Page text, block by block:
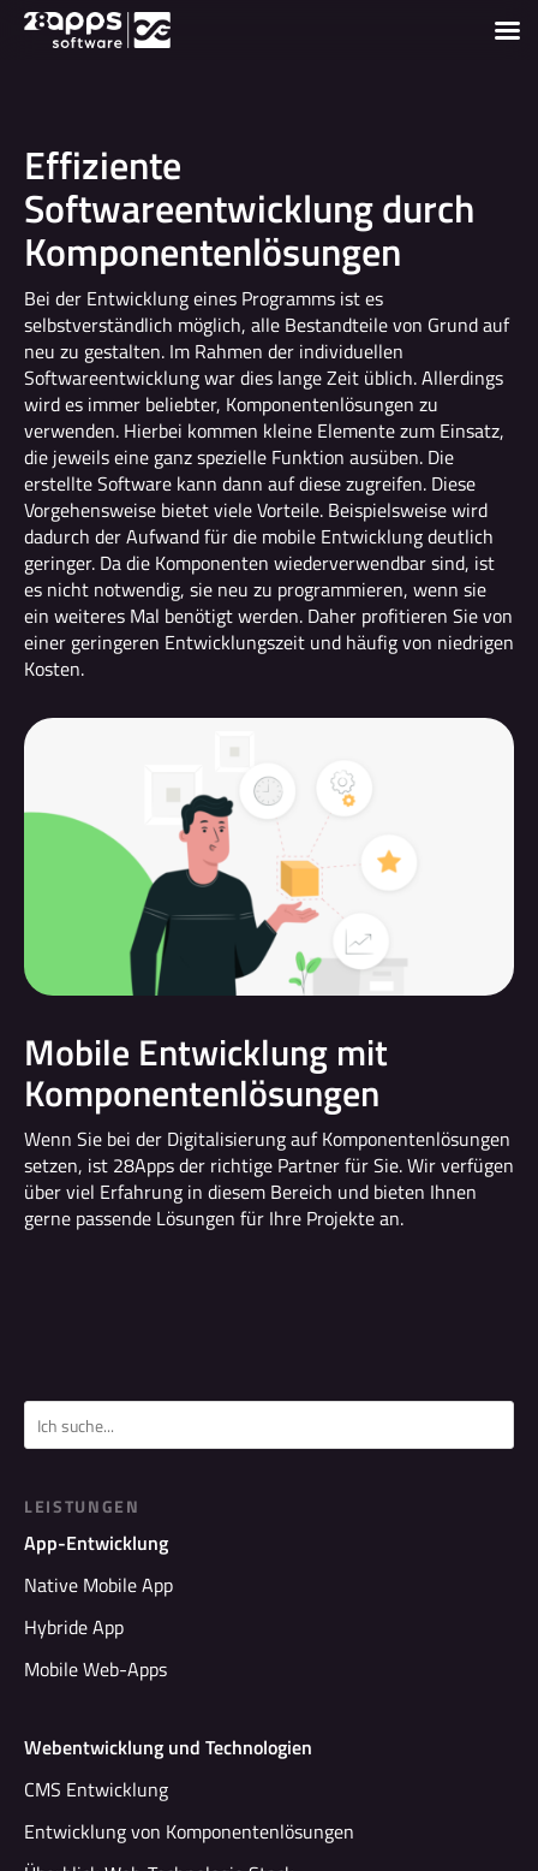
Effiziente
Softwareentwicklung durch
Komponentenlösungen
Bei der Entwicklung eines Programms ist es
selbstverständlich möglich, alle Bestandteile von Grund auf
neu zu gestalten. Im Rahmen der individuellen
Softwareentwicklung war dies lange Zeit üblich. Allerdings
wird es immer beliebter, Komponentenlösungen zu
verwenden. Hierbei kommen kleine Elemente zum Einsatz,
die jeweils eine ganz spezielle Funktion ausüben. Die
erstellte Software kann dann auf diese zugreifen. Diese
Vorgehensweise bietet viele Vorteile. Beispielsweise wird
dadurch der Aufwand für die mobile Entwicklung deutlich
geringer. Da die Komponenten wiederverwendbar sind, ist
es nicht notwendig, sie neu zu programmieren, wenn sie
ein weiteres Mal benötigt werden. Daher profitieren Sie von
einer geringeren Entwicklungszeit und häufig von niedrigen
Kosten.
Mobile Entwicklung mit
Komponentenlösungen
Wenn Sie bei der Digitalisierung auf Komponentenlösungen
setzen, ist 28Apps der richtige Partner für Sie. Wir verfügen
über viel Erfahrung in diesem Bereich und bieten Ihnen
gerne passende Lösungen für Ihre Projekte an.
LEISTUNGEN
App-Entwicklung
Native Mobile App
Hybride App
Mobile Web-Apps
Webentwicklung und Technologien
CMS Entwicklung
Entwicklung von Komponentenlösungen